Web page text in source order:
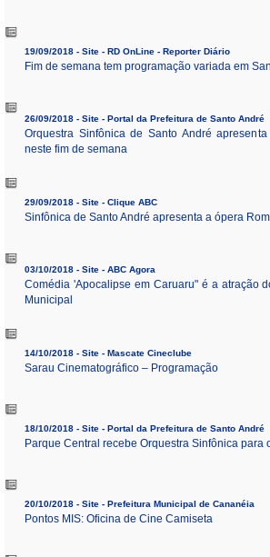
19/09/2018 - Site - RD OnLine - Reporter Diário
Fim de semana tem programação variada em
26/09/2018 - Site - Portal da Prefeitura de Santo André
Orquestra Sinfônica de Santo André
neste fim de semana
29/09/2018 - Site - Clique ABC
Sinfônica de Santo André apresenta a ópera
03/10/2018 - Site - ABC Agora
Comédia 'Apocalipse em Caruaru" é a atração
Municipal
14/10/2018 - Site - Mascate Cineclube
Sarau Cinematográfico – Programação
18/10/2018 - Site - Portal da Prefeitura de Santo André
Parque Central recebe Orquestra Sinfônica para
20/10/2018 - Site - Prefeitura Municipal de Cananéia
Pontos MIS: Oficina de Cine Camiseta